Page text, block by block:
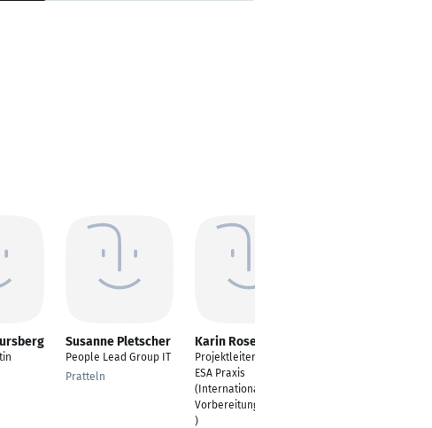
Susanne Pletscher
People Lead Group IT
Pratteln
Karin Rose
Projektleiterin IVK
ESA Praxis
(Internationale
Vorbereitungsklassen
)